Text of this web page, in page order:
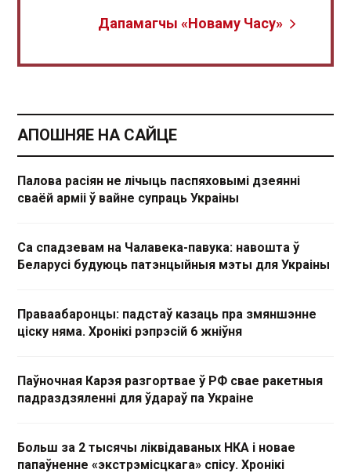
Дапамагчы «Новаму Часу»
АПОШНЯЕ НА САЙЦЕ
Палова расіян не лічыць паспяховымі дзеянні
сваёй арміі ў вайне супраць Украіны
Са спадзевам на Чалавека-павука: навошта ў
Беларусі будуюць патэнцыйныя мэты для Украіны
Праваабаронцы: падстаў казаць пра змяншэнне
ціску няма. Хронікі рэпрэсій 6 жніўня
Паўночная Карэя разгортвае ў РФ свае ракетныя
падраздзяленні для ўдараў па Украіне
Больш за 2 тысячы ліквідаваных НКА і новае
папаўненне «экстрэмісцкага» спісу. Хронікі